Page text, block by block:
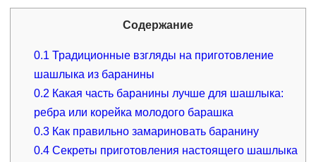
Содержание
0.1 Традиционные взгляды на приготовление
шашлыка из баранины
0.2 Какая часть баранины лучше для шашлыка:
ребра или корейка молодого барашка
0.3 Как правильно замариновать баранину
0.4 Секреты приготовления настоящего шашлыка